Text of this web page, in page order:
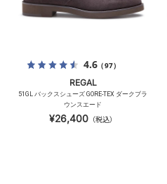
4.6（97）
REGAL
51GL バックスシューズ GORE-TEX ダークブラ
ウンスエード
¥26,400 （税込）